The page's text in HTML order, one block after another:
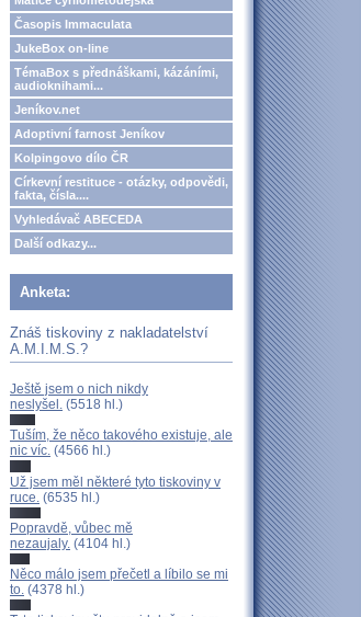
Časopis Immaculata
JukeBox on-line
TémaBox s přednáškami, kázáními,
audioknihami...
Jeníkov.net
Adoptivní farnost Jeníkov
Kolpingovo dílo ČR
Církevní restituce - otázky, odpovědi,
fakta, čísla....
Vyhledávač ABECEDA
Další odkazy...
Anketa:
Znáš tiskoviny z nakladatelství
A.M.I.M.S.?
Ještě jsem o nich nikdy
neslyšel. (5518 hl.)
Tuším, že něco takového existuje, ale
nic víc. (4566 hl.)
Už jsem měl některé tyto tiskoviny v
ruce. (6535 hl.)
Popravdě, vůbec mě
nezaujaly. (4104 hl.)
Něco málo jsem přečetl a líbilo se mi
to. (4378 hl.)